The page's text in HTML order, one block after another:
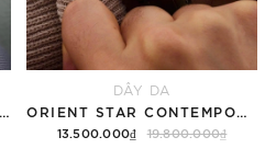
DÂY DA
13.500.000₫ 19.800.000₫